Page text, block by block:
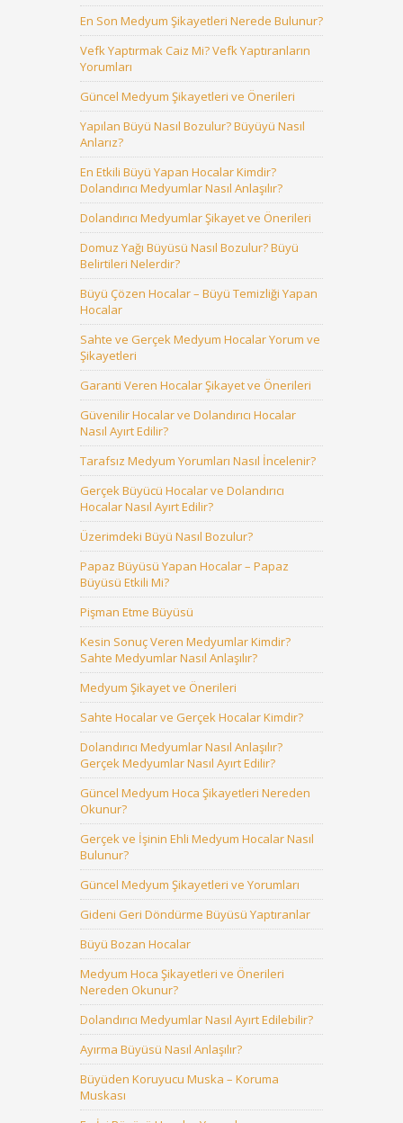
En Son Medyum Şikayetleri Nerede Bulunur?
Vefk Yaptırmak Caiz Mi? Vefk Yaptıranların
Yorumları
Güncel Medyum Şikayetleri ve Önerileri
Yapılan Büyü Nasıl Bozulur? Büyüyü Nasıl
Anlarız?
En Etkili Büyü Yapan Hocalar Kimdir?
Dolandırıcı Medyumlar Nasıl Anlaşılır?
Dolandırıcı Medyumlar Şikayet ve Önerileri
Domuz Yağı Büyüsü Nasıl Bozulur? Büyü
Belirtileri Nelerdir?
Büyü Çözen Hocalar – Büyü Temizliği Yapan
Hocalar
Sahte ve Gerçek Medyum Hocalar Yorum ve
Şikayetleri
Garanti Veren Hocalar Şikayet ve Önerileri
Güvenilir Hocalar ve Dolandırıcı Hocalar
Nasıl Ayırt Edilir?
Tarafsız Medyum Yorumları Nasıl İncelenir?
Gerçek Büyücü Hocalar ve Dolandırıcı
Hocalar Nasıl Ayırt Edilir?
Üzerimdeki Büyü Nasıl Bozulur?
Papaz Büyüsü Yapan Hocalar – Papaz
Büyüsü Etkili Mi?
Pişman Etme Büyüsü
Kesin Sonuç Veren Medyumlar Kimdir?
Sahte Medyumlar Nasıl Anlaşılır?
Medyum Şikayet ve Önerileri
Sahte Hocalar ve Gerçek Hocalar Kimdir?
Dolandırıcı Medyumlar Nasıl Anlaşılır?
Gerçek Medyumlar Nasıl Ayırt Edilir?
Güncel Medyum Hoca Şikayetleri Nereden
Okunur?
Gerçek ve İşinin Ehli Medyum Hocalar Nasıl
Bulunur?
Güncel Medyum Şikayetleri ve Yorumları
Gideni Geri Döndürme Büyüsü Yaptıranlar
Büyü Bozan Hocalar
Medyum Hoca Şikayetleri ve Önerileri
Nereden Okunur?
Dolandırıcı Medyumlar Nasıl Ayırt Edilebilir?
Ayırma Büyüsü Nasıl Anlaşılır?
Büyüden Koruyucu Muska – Koruma
Muskası